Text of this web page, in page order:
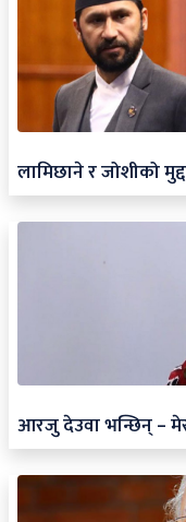
लामिछाने र जोशीको
आरजु देउवा भन्छिन् –